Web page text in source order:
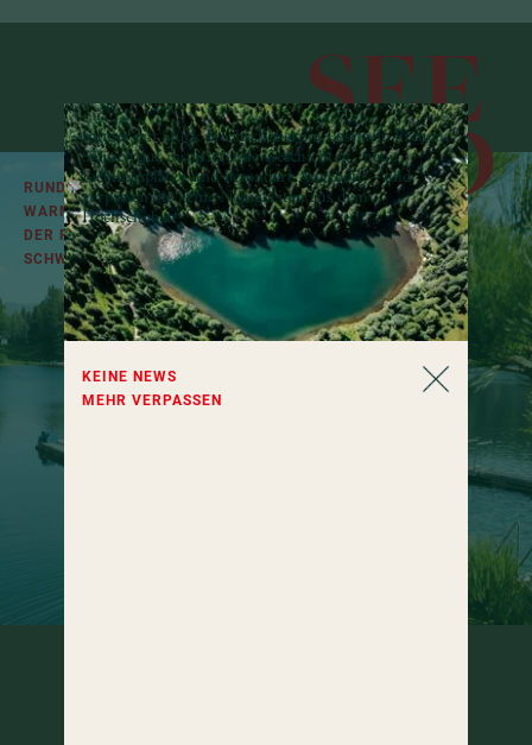
Immer ein Stück Hochschober im Postfach: Freuen
Sie sich auf inspirierende Geschichten, neue
Lieblingsplätze und besondere Angebote – und
verpassen Sie keine Neuigkeiten aus dem
Hochschober!
KEINE NEWS
MEHR VERPASSEN
RUND UMS JAHR IN
WARMEM WASSER UND AN
DER FRISCHEN LUFT
SCHWIMMEN.
SEE
BAD